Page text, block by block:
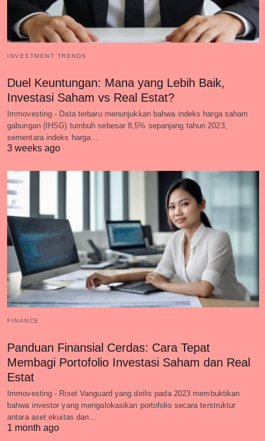
INVESTMENT TRENDS
Duel Keuntungan: Mana yang Lebih Baik,
Investasi Saham vs Real Estat?
Immovesting - Data terbaru menunjukkan bahwa indeks harga saham
gabungan (IHSG) tumbuh sebesar 8,5% sepanjang tahun 2023,
sementara indeks harga…
3 weeks ago
FINANCE
Panduan Finansial Cerdas: Cara Tepat
Membagi Portofolio Investasi Saham dan Real
Estat
Immovesting - Riset Vanguard yang dirilis pada 2023 membuktikan
bahwa investor yang mengalokasikan portofolio secara terstruktur
antara aset ekuitas dan…
1 month ago